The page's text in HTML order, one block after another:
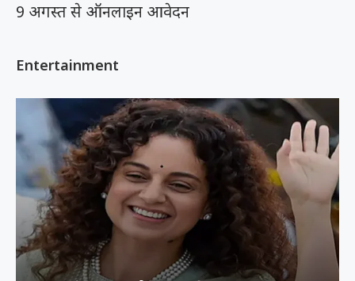
9 अगस्त से ऑनलाइन आवेदन
Entertainment